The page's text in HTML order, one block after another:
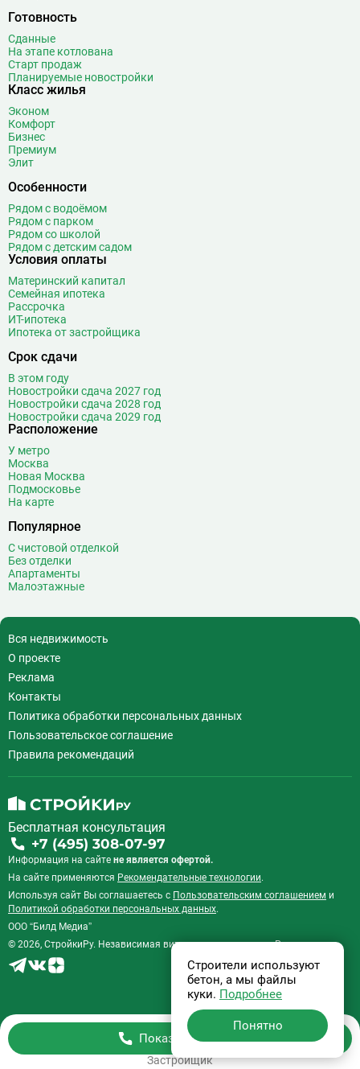
Показать телефон
Застройщик
Готовность
Сданные
На этапе котлована
Старт продаж
Планируемые новостройки
Класс жилья
Эконом
Комфорт
Бизнес
Премиум
Элит
Особенности
Рядом с водоёмом
Рядом с парком
Рядом со школой
Рядом с детским садом
Условия оплаты
Материнский капитал
Семейная ипотека
Рассрочка
ИТ-ипотека
Ипотека от застройщика
Срок сдачи
В этом году
Новостройки сдача 2027 год
Новостройки сдача 2028 год
Новостройки сдача 2029 год
Расположение
У метро
Москва
Новая Москва
Подмосковье
На карте
Популярное
С чистовой отделкой
Без отделки
Апартаменты
Малоэтажные
Вся недвижимость
О проекте
Реклама
Контакты
Политика обработки персональных данных
Пользовательское соглашение
Правила рекомендаций
Бесплатная консультация
+7 (495) 308-07-97
Информация на сайте не является офертой.
На сайте применяются Рекомендательные технологии.
Используя сайт Вы соглашаетесь с Пользовательским соглашением и
Политикой обработки персональных данных.
ООО “Билд Медиа”
© 2026, СтройкиРу. Независимая витрина недвижимости России.
Строители используют
бетон, а мы файлы
куки. Подробнее
Понятно